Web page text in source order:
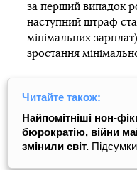
за перший випадок
наступний штраф
мінімальних
зростання
Читайте також:
Найпомітніші нон-
бюрократію, війни
змінили світ.